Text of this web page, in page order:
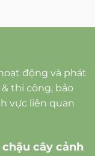
động và phát
thi công, bảo
vực liên quan
cây cảnh